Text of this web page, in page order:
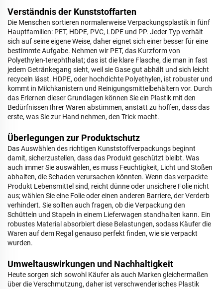
Verständnis der Kunststoffarten
Die Menschen sortieren normalerweise Verpackungsplastik in fünf
Hauptfamilien: PET, HDPE, PVC, LDPE und PP. Jeder Typ verhält
sich auf seine eigene Weise, daher eignet sich einer besser für eine
bestimmte Aufgabe. Nehmen wir PET, das Kurzform von
Polyethylen-terephthalat; das ist die klare Flasche, die man in fast
jedem Getränkegang sieht, weil sie Gase gut abhält und sich leicht
recyceln lässt. HDPE, oder hochdichte Polyethylen, ist robuster und
kommt in Milchkanistern und Reinigungsmittelbehältern vor. Durch
das Erlernen dieser Grundlagen können Sie ein Plastik mit den
Bedürfnissen Ihrer Waren abstimmen, anstatt zu hoffen, dass das
erste, was Sie zur Hand nehmen, den Trick macht.
Überlegungen zur Produktschutz
Das Auswählen des richtigen Kunststoffverpackungs beginnt
damit, sicherzustellen, dass das Produkt geschützt bleibt. Was
auch immer Sie auswählen, es muss Feuchtigkeit, Licht und Stoßen
abhalten, die Schaden verursachen könnten. Wenn das verpackte
Produkt Lebensmittel sind, reicht dünne oder unsichere Folie nicht
aus; wählen Sie eine Folie oder einen anderen Barriere, der Verderb
verhindert. Sie sollten auch fragen, ob die Verpackung den
Schütteln und Stapeln in einem Lieferwagen standhalten kann. Ein
robustes Material absorbiert diese Belastungen, sodass Käufer die
Waren auf dem Regal genauso perfekt finden, wie sie verpackt
wurden.
Umweltauswirkungen und Nachhaltigkeit
Heute sorgen sich sowohl Käufer als auch Marken gleichermaßen
über die Verschmutzung, daher ist verschwenderisches Plastik